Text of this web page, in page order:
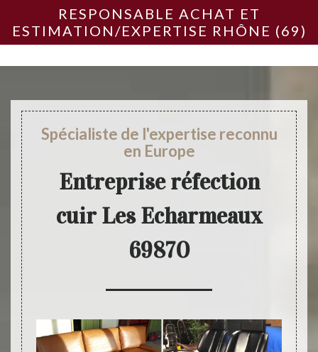
RESPONSABLE ACHAT ET
ESTIMATION/EXPERTISE RHÔNE (69)
Spécialiste de l'expertise reconnu
en Europe
Entreprise réfection
cuir Les Echarmeaux
69870